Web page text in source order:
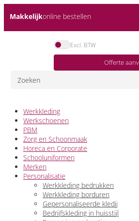
Makkelijkonline bestellen
Excl. BTW
Offerte
Werkkleding
Werkschoenen
PBM
Zorg en Schoonmaak
Horeca en Corporate
Schooluniformen
Merken
Personalisatie
Werkkleding bedrukken
Werkkleding borduren
Gepersonaliseerde kledij
Bedrijfskleding in huisstijl